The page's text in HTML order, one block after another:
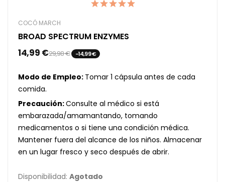
COCÓ MARCH
BROAD SPECTRUM ENZYMES
14,99 €29,98 € -14,99 €
Modo de Empleo: Tomar 1 cápsula antes de cada
comida.
Precaución:Consulte al médico si está
embarazada/amamantando, tomando
medicamentos o si tiene una condición médica.
Mantener fuera del alcance de los niños. Almacenar
en un lugar fresco y seco después de abrir.
Disponibilidad: Agotado